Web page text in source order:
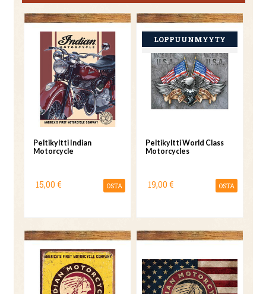
Peltikyltti Indian
Motorcycle
15,00 € OSTA
Peltikyltti World Class
Motorcycles
19,00 € OSTA